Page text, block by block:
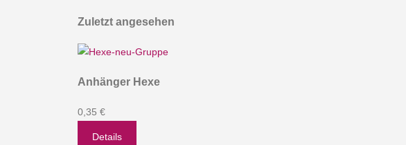
Zuletzt angesehen
Anhänger Hexe
0,35 €
Details